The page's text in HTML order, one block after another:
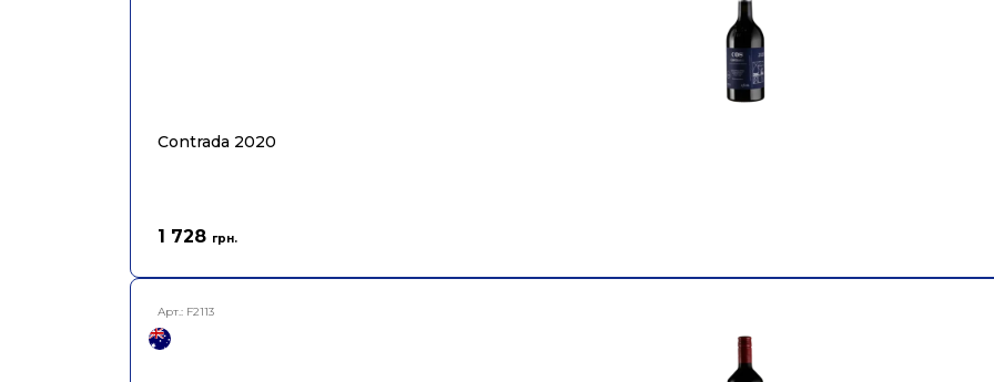
Contrada 2020
1 728 грн.
Арт.: F2113